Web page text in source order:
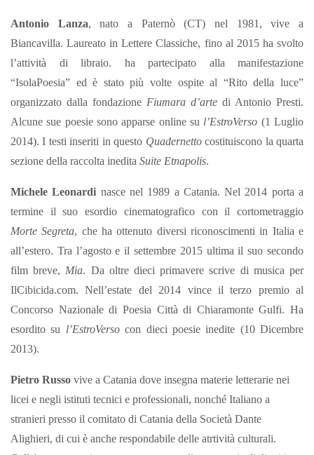
Antonio Lanza, nato a Paternò (CT) nel 1981, vive a
Biancavilla. Laureato in Lettere Classiche, fino al 2015 ha svolto
l’attività di libraio. ha partecipato alla manifestazione
“IsolaPoesia” ed è stato più volte ospite al “Rito della luce”
organizzato dalla fondazione Fiumara d’arte di Antonio Presti.
Alcune sue poesie sono apparse online su l’EstroVerso (1 Luglio
2014). I testi inseriti in questo Quadernettocostituiscono la quarta
sezione della raccolta inedita Suite Etnapolis.
Michele Leonardi nasce nel 1989 a Catania. Nel 2014 porta a
termine il suo esordio cinematografico con il cortometraggio
Morte Segreta, che ha ottenuto diversi riconoscimenti in Italia e
all’estero. Tra l’agosto e il settembre 2015 ultima il suo secondo
film breve, Mia. Da oltre dieci primavere scrive di musica per
IlCibicida.com. Nell’estate del 2014 vince il terzo premio al
Concorso Nazionale di Poesia Città di Chiaramonte Gulfi. Ha
esordito su l’EstroVersocon dieci poesie inedite (10 Dicembre
2013).
Pietro Russo vive a Catania dove insegna materie letterarie nei
licei e negli istituti tecnici e professionali, nonché Italiano a
stranieri presso il comitato di Catania della Società Dante
Alighieri, di cui è anche respondabile delle atrtività culturali.